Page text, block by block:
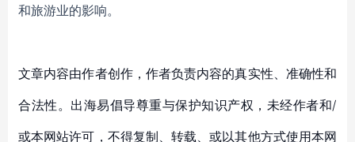
和旅游业的影响。
文章内容由作者创作，作者负责内容的真实性、准确性和
合法性。出海易倡导尊重与保护知识产权，未经作者和/
或本网站许可，不得复制、转载、或以其他方式使用本网